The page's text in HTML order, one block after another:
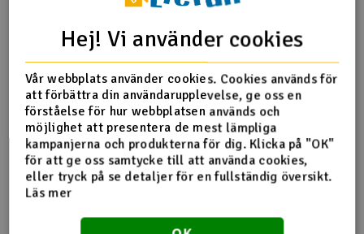
(3)
kr 895,-
Köp
+
-
1 i lager
TAM-56506 Traktor Djurskydd
kr377,-
Hej! Vi använder cookies
Vår webbplats använder cookies. Cookies används för
att förbättra din användarupplevelse, ge oss en
förståelse för hur webbplatsen används och
möjlighet att presentera de mest lämpliga
kampanjerna och produkterna för dig. Klicka på "OK"
för att ge oss samtycke till att använda cookies,
eller tryck på se detaljer för en fullständig översikt.
Läs mer